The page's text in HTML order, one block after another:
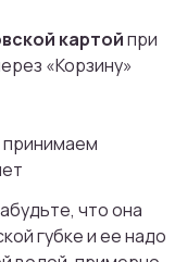
картойпри
«Корзину»
что она
губке и ее надо